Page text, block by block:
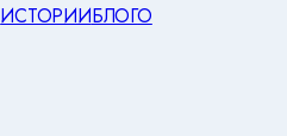
ИСТОРИИБЛОГО